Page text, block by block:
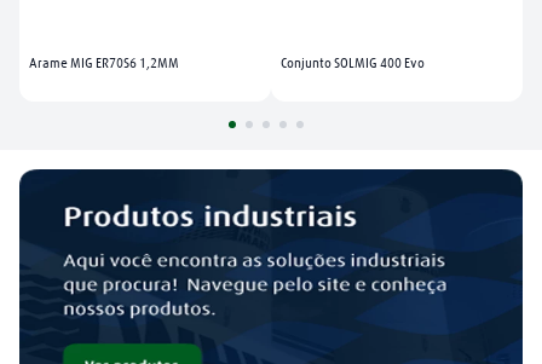
Arame MIG ER70S6 1,2MM Conjunto SOLMIG 400 Evo